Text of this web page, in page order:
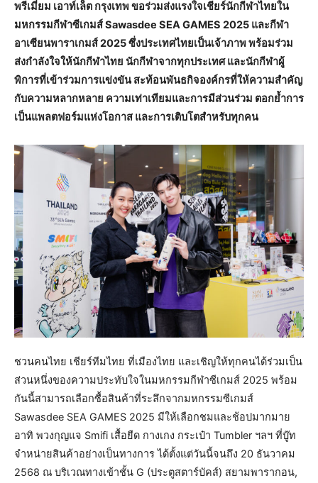
พรีเมี่ยม เอาท์เล็ต กรุงเทพ ขอร่วมส่งแรงใจเชียร์นักกีฬาไทยใน
มหกรรมกีฬาซีเกมส์ Sawasdee SEA GAMES 2025 และกีฬา
อาเซียนพาราเกมส์ 2025 ซึ่งประเทศไทยเป็นเจ้าภาพ พร้อมร่วม
ส่งกำลังใจให้นักกีฬาไทย นักกีฬาจากทุกประเทศ และนักกีฬาผู้
พิการที่เข้าร่วมการแข่งขัน สะท้อนพันธกิจองค์กรที่ให้ความสำคัญ
กับความหลากหลาย ความเท่าเทียมและการมีส่วนร่วม ตอกย้ำการ
เป็นแพลตฟอร์มแห่งโอกาส และการเติบโตสำหรับทุกคน
ชวนคนไทย เชียร์ทีมไทย ที่เมืองไทย และเชิญให้ทุกคนได้ร่วมเป็น
ส่วนหนึ่งของความประทับใจในมหกรรมกีฬาซีเกมส์ 2025 พร้อม
กันนี้สามารถเลือกซื้อสินค้าที่ระลึกจากมหกรรมซีเกมส์
Sawasdee SEA GAMES 2025 มีให้เลือกชมและช้อปมากมาย
อาทิ พวงกุญแจ Smifi เสื้อยืด กางเกง กระเป๋า Tumbler ฯลฯ ที่บู๊ท
จำหน่ายสินค้าอย่างเป็นทางการ ได้ตั้งแต่วันนี้จนถึง 20 ธันวาคม
2568 ณ บริเวณทางเข้าชั้น G (ประตูสตาร์บัคส์) สยามพารากอน,